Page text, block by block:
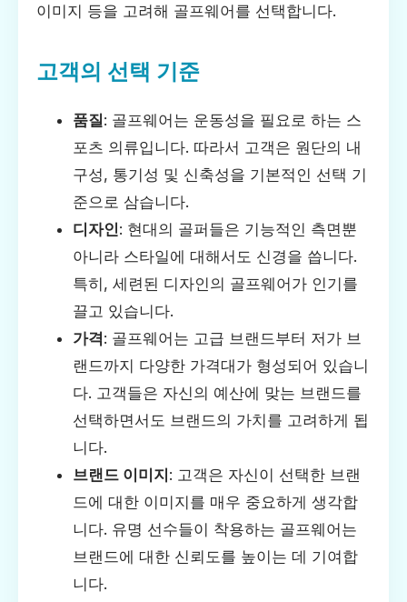
이미지 등을 고려해 골프웨어를 선택합니다.
고객의 선택 기준
품질: 골프웨어는 운동성을 필요로 하는 스
포츠 의류입니다. 따라서 고객은 원단의 내
구성, 통기성 및 신축성을 기본적인 선택 기
준으로 삼습니다.
디자인: 현대의 골퍼들은 기능적인 측면뿐
아니라 스타일에 대해서도 신경을 씁니다.
특히, 세련된 디자인의 골프웨어가 인기를
끌고 있습니다.
가격: 골프웨어는 고급 브랜드부터 저가 브
랜드까지 다양한 가격대가 형성되어 있습니
다. 고객들은 자신의 예산에 맞는 브랜드를
선택하면서도 브랜드의 가치를 고려하게 됩
니다.
브랜드 이미지: 고객은 자신이 선택한 브랜
드에 대한 이미지를 매우 중요하게 생각합
니다. 유명 선수들이 착용하는 골프웨어는
브랜드에 대한 신뢰도를 높이는 데 기여합
니다.